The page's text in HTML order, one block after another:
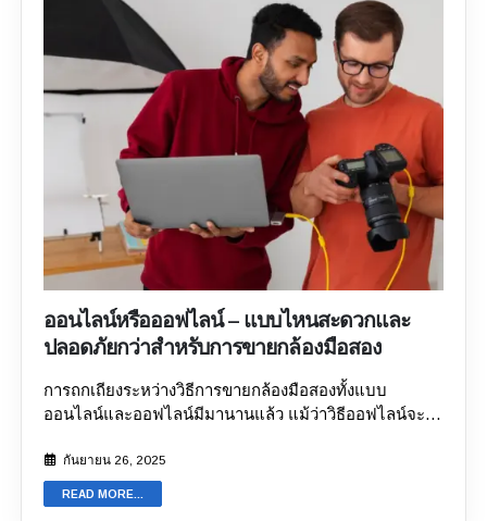
มือสองและอุปกรณ์ต่างๆ ตั้งแต่การเลือกแพลตฟอร์มไป
จนถึงความผิดพลาดในการตั้งราคา เราจะมาพูดถึง 5
ประเด็นสำคัญที่คุณต้องจำไว้เพื่อให้แน่ใจว่าคุณจะไม่สูญ
เสียเงินไปข้อผิดพลาดที่ควรละเลยเมื่อเลือกซื้อกล้องมือ
สอง นี่คือข้อผิดพลาดทั่วไปบางประการที่ทุกคนทำเมื่อ
วางแผนจะขายกล้องเก่าบนแพลตฟอร์มออนไลน์
1. ความ
ผิดพลาดในการกำหนดราคาที่ทำให้คุณต้องเสียเงิน ความ
ผิดพลาดที่พบบ่อยที่สุดที่ช่างภาพมักทำเมื่อขายอุปกรณ์
กล้อง DSLR มือสองคือการเข้าใจผิดเกี่ยวกับมูลค่าของ
อุปกรณ์ ยิ่งไปกว่านั้น ผู้ขายส่วนใหญ่มักตั้งราคาตามราคา
ที่ซื้อมาในตอนแรก โดยไม่คำนึงถึงค่าเสื่อมราคาและ
สภาพตลาด ในธุรกิจกล้องที่มีการแข่งขันสูง การประเมิน
คุณไม่มีผู้เข้าชม ในขณะที่การประเมินราคาต่ำเกินไปอาจ
ทำให้เสียเงินเปล่า เมื่อคุณเลือกแพลตฟอร์มออนไลน์
เหมาะสมจะช่วยให้คุณได้ราคาสูงสุด นอกจากนี้ ควร
เปรียบเทียบกล้องรุ่นอื่นๆ ที่คล้ายคลึงกันในตลาดปัจจุบัน
อุปกรณ์เสริมที่แถมมาด้วย หรือแม้แต่ฤดูกาล ล้วนส่งผลต่อ
มูลค่าของกล้อง
ออนไลน์หรือออฟไลน์ – แบบไหนสะดวกและ
ปลอดภัยกว่าสำหรับการขายกล้องมือสอง
การถกเถียงระหว่างวิธีการขายกล้องมือสองทั้งแบบ
ออนไลน์และออฟไลน์มีมานานแล้ว แม้ว่าวิธีออฟไลน์จะ
และมีตัวเลือกจำกัด ขึ้นอยู่กับพื้นที่ที่คุณอยู่ ในขณะที่การ
ขายกล้องผ่านช่องทางออนไลน์นั้นรวดเร็วกว่าและมอบ
ความสะดวกสบายในการทำธุรกรรมจากที่ใดก็ได้ ทั้งนี้ขึ้น
กันยายน 26, 2025
READ MORE...